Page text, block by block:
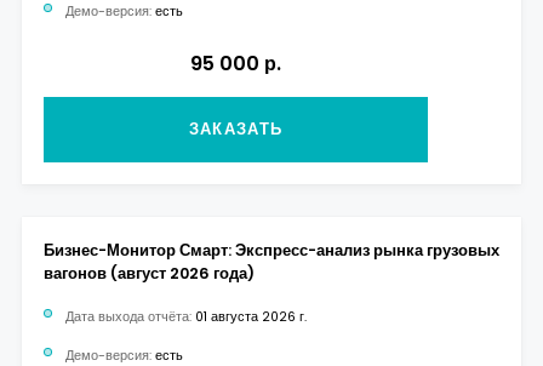
Демо-версия: есть
95 000 р.
ЗАКАЗАТЬ
Бизнес-Монитор Смарт: Экспресс-анализ рынка грузовых
вагонов (август 2026 года)
Дата выхода отчёта: 01 августа 2026 г.
Демо-версия: есть